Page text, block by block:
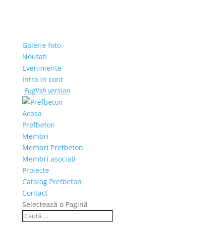
Galerie foto
Noutati
Evenimente
Intra in cont
English version
Acasa
Prefbeton
Membri
Membri Prefbeton
Membri asociati
Proiecte
Catalog Prefbeton
Contact
Selectează o Pagină